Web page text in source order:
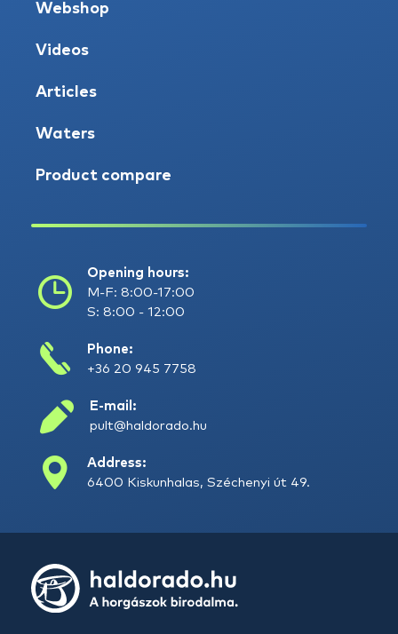
Webshop
Videos
Articles
Waters
Product compare
Opening hours:
M-F: 8:00-17:00
S: 8:00 - 12:00
Phone:
+36 20 945 7758
E-mail:
pult@haldorado.hu
Address:
6400 Kiskunhalas, Széchenyi út 49.